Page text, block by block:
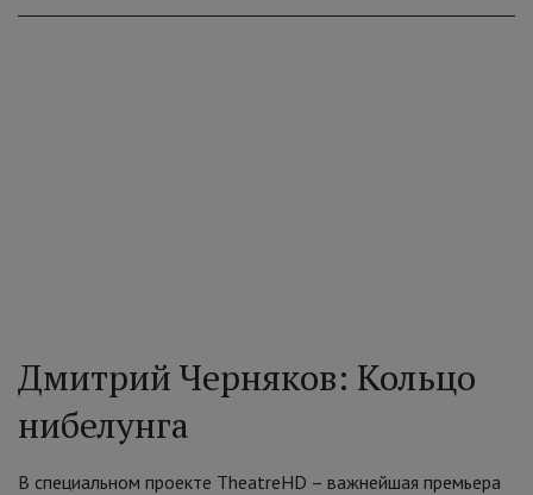
Дмитрий Черняков: Кольцо
нибелунга
В специальном проекте TheatreHD – важнейшая премьера